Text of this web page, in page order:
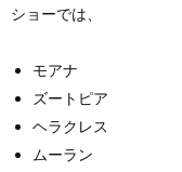
ショーでは、
モアナ
ズートピア
ヘラクレス
ムーラン